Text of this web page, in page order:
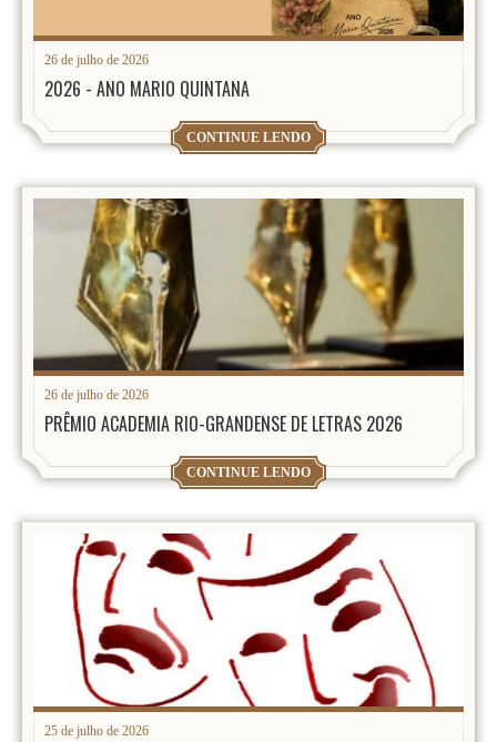
26 de julho de 2026
2026 - ANO MARIO QUINTANA
CONTINUE LENDO
26 de julho de 2026
PRÊMIO ACADEMIA RIO-GRANDENSE DE LETRAS 2026
CONTINUE LENDO
25 de julho de 2026